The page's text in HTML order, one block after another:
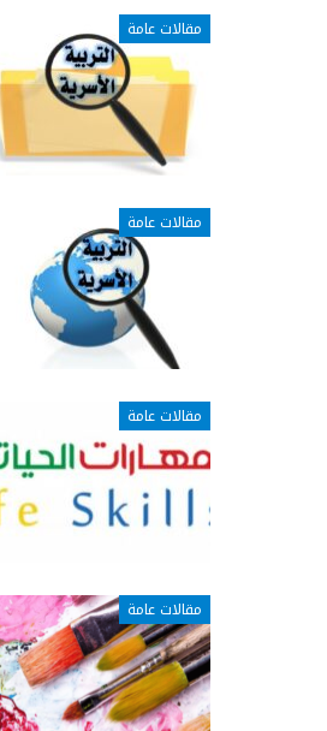
مقالات عامة
مقالات عامة
مقالات عامة
مقالات عامة